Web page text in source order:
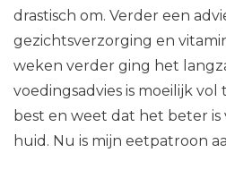
drastisch om. Verder een
gezichtsverzorging en
weken verder ging het
voedingsadvies is moeilijk
best en weet dat het beter is
huid. Nu is mijn eetpatroon